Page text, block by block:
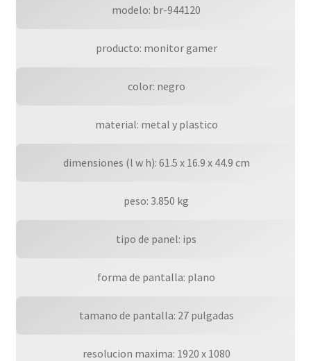
 modelo: br-944120
 producto: monitor gamer
 color: negro
 material: metal y plastico
 dimensiones (l w h): 61.5 x 16.9 x 44.9 cm
 peso: 3.850 kg
 tipo de panel: ips
 forma de pantalla: plano
 tamano de pantalla: 27 pulgadas
 resolucion maxima: 1920 x 1080